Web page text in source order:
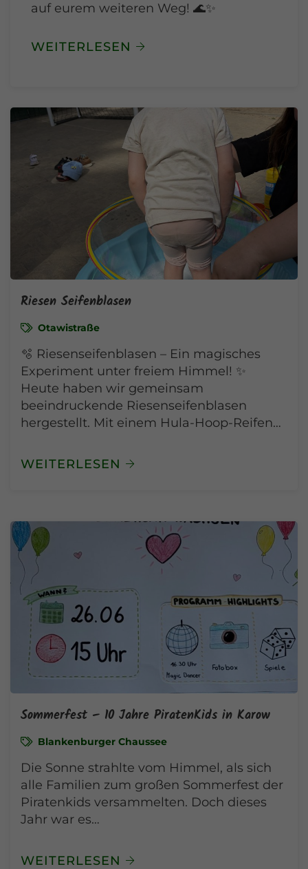
auf eurem weiteren Weg! 🌊✨
WEITERLESEN
Riesen Seifenblasen
Otawistraße
🫧 Riesenseifenblasen – Ein magisches
Experiment unter freiem Himmel! ✨
Heute haben wir gemeinsam
beeindruckende Riesenseifenblasen
hergestellt. Mit einem Hula-Hoop-Reifen…
WEITERLESEN
Sommerfest – 10 Jahre PiratenKids in Karow
Blankenburger Chaussee
Die Sonne strahlte vom Himmel, als sich
alle Familien zum großen Sommerfest der
Piratenkids versammelten. Doch dieses
Jahr war es…
WEITERLESEN